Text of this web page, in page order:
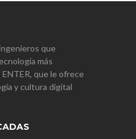
que
más
que le ofrece
y cultura digital